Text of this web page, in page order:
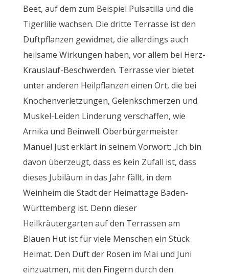
Beet, auf dem zum Beispiel Pulsatilla und die
Tigerlilie wachsen. Die dritte Terrasse ist den
Duftpflanzen gewidmet, die allerdings auch
heilsame Wirkungen haben, vor allem bei Herz-
Krauslauf-Beschwerden. Terrasse vier bietet
unter anderen Heilpflanzen einen Ort, die bei
Knochenverletzungen, Gelenkschmerzen und
Muskel-Leiden Linderung verschaffen, wie
Arnika und Beinwell. Oberbürgermeister
Manuel Just erklärt in seinem Vorwort: „Ich bin
davon überzeugt, dass es kein Zufall ist, dass
dieses Jubiläum in das Jahr fällt, in dem
Weinheim die Stadt der Heimattage Baden-
Württemberg ist. Denn dieser
Heilkräutergarten auf den Terrassen am
Blauen Hut ist für viele Menschen ein Stück
Heimat. Den Duft der Rosen im Mai und Juni
einzuatmen, mit den Fingern durch den